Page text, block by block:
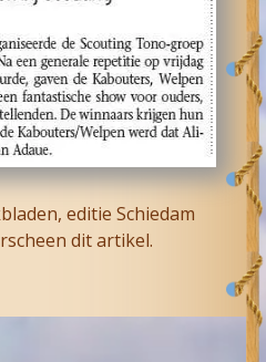
editie Schiedam
dit artikel.